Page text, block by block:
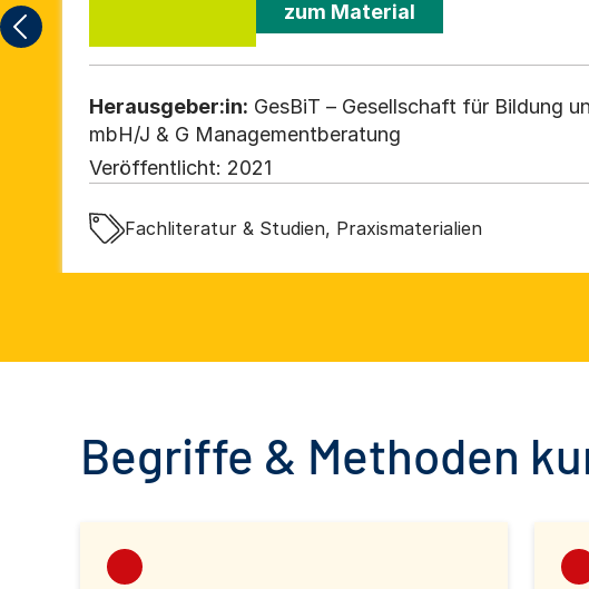
zum Material
Herausgeber:in: GesBiT – Gesellschaft für Bildung
mbH/J & G Managementberatung
Veröffentlicht: 2021
Fachliteratur & Studien, Praxismaterialien
Begriffe & Methoden